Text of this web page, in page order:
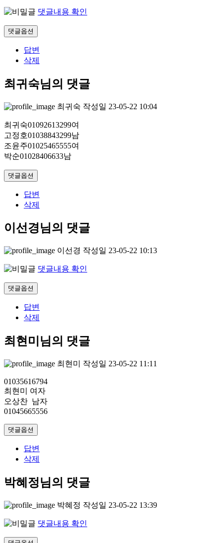
댓글내용 확인
댓글옵션
답변
삭제
최귀숙님의 댓글
최귀숙 작성일 23-05-22 10:04
최귀숙01092613299여
고정호01038843299남
조윤주01025465555여
박순01028406633남
댓글옵션
답변
삭제
이선경님의 댓글
이선경 작성일 23-05-22 10:13
댓글내용 확인
댓글옵션
답변
삭제
최현미님의 댓글
최현미 작성일 23-05-22 11:11
01035616794
최현미 여자
오상찬 남자
01045665556
댓글옵션
답변
삭제
박혜정님의 댓글
박혜정 작성일 23-05-22 13:39
댓글내용 확인